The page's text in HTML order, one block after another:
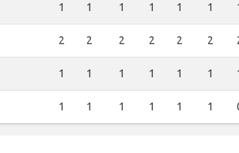
1 1 1 1 1 1
2 2 2 2 2 2
1 1 1 1 1 1
1 1 1 1 1 1